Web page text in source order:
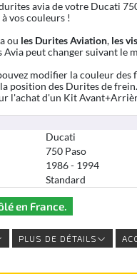
avia de votre Ducati
vos couleurs !
ou les Durites Aviation, les vis
Avia peut changer suivant le
modifier la couleur des
position des Durites de frein.
l'achat d'un Kit
Ducati
750 Paso
1986 - 1994
Standard
en France.
PLUS DE DÉTAILS